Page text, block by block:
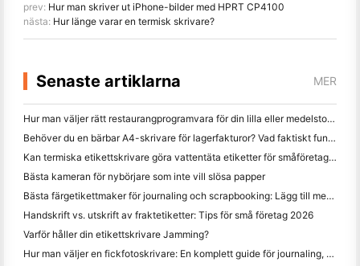
prev: Hur man skriver ut iPhone-bilder med HPRT CP4100
nästa: Hur länge varar en termisk skrivare?
Senaste artiklarna MER
Hur man väljer rätt restaurangprogramvara för din lilla eller medelstora restaurang
Behöver du en bärbar A4-skrivare för lagerfakturor? Vad faktiskt fungerar
Kan termiska etikettskrivare göra vattentäta etiketter för småföretagsprodukter?
Bästa kameran för nybörjare som inte vill slösa papper
Bästa färgetikettmaker för journaling och scrapbooking: Lägg till mer färg på varje sida
Handskrift vs. utskrift av fraktetiketter: Tips för små företag 2026
Varför håller din etikettskrivare Jamming?
Hur man väljer en fickfotoskrivare: En komplett guide för journaling, resor och iPhone-användare